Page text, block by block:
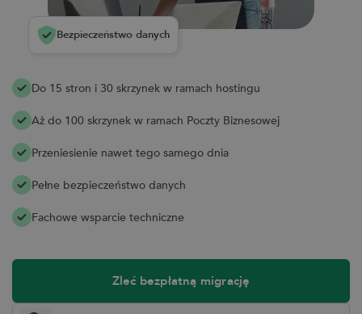
Bezpieczeństwo danych
Do 15 stron i 30 skrzynek w ramach hostingu
Aż do 100 skrzynek w ramach Poczty Biznesowej
Przeniesienie nawet tego samego dnia
Pełne bezpieczeństwo danych
Fachowe wsparcie techniczne
Zleć bezpłatną migrację